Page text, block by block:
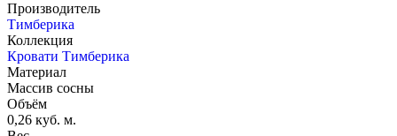
Производитель
Тимберика
Коллекция
Кровати Тимберика
Материал
Массив сосны
Объём
0,26 куб. м.